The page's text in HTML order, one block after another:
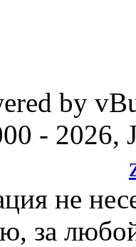
by
- 2026,
не
за любой